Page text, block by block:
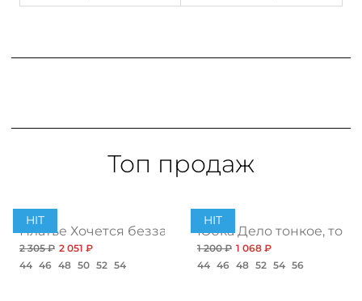
Топ продаж
HIT
Платье Хочется беззаботности, топ
2 305 ₽ 2 051 ₽
44 46 48 50 52 54
HIT
Юбка Дело тонкое, топ
1 200 ₽ 1 068 ₽
44 46 48 52 54 56